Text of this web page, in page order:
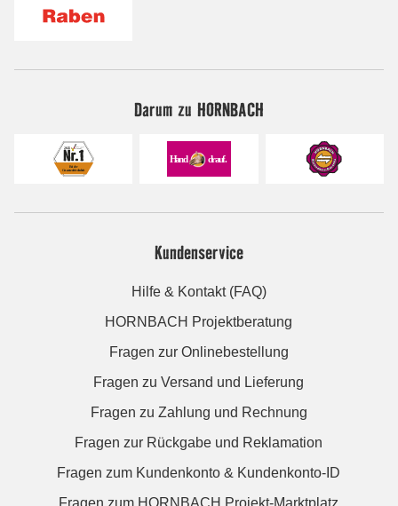
Darum zu HORNBACH
Kundenservice
Hilfe & Kontakt (FAQ)
HORNBACH Projektberatung
Fragen zur Onlinebestellung
Fragen zu Versand und Lieferung
Fragen zu Zahlung und Rechnung
Fragen zur Rückgabe und Reklamation
Fragen zum Kundenkonto & Kundenkonto-ID
Fragen zum HORNBACH Projekt-Marktplatz